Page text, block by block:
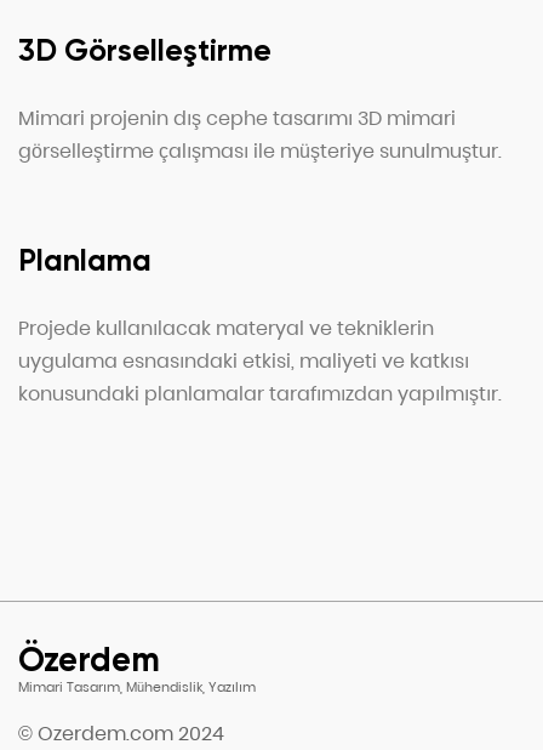
3D Görselleştirme
Mimari projenin dış cephe tasarımı 3D mimari
görselleştirme çalışması ile müşteriye sunulmuştur.
Planlama
Projede kullanılacak materyal ve tekniklerin
uygulama esnasındaki etkisi, maliyeti ve katkısı
konusundaki planlamalar tarafımızdan yapılmıştır.
Özerdem
Mimari Tasarım, Mühendislik, Yazılım
© Ozerdem.com 2024